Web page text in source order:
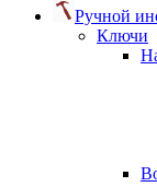
Ручной
Ключи